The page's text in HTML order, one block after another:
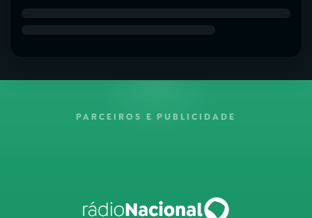
PARCEIROS E PUBLICIDADE